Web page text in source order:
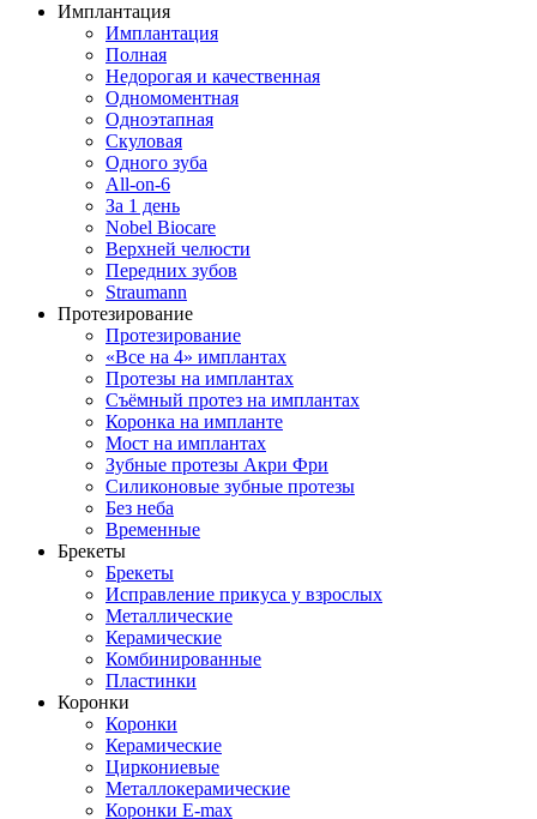
Имплантация
Имплантация
Полная
Недорогая и качественная
Одномоментная
Одноэтапная
Скуловая
Одного зуба
All-on-6
За 1 день
Nobel Biocare
Верхней челюсти
Передних зубов
Straumann
Протезирование
Протезирование
«Все на 4» имплантах
Протезы на имплантах
Съёмный протез на имплантах
Коронка на импланте
Мост на имплантах
Зубные протезы Акри Фри
Силиконовые зубные протезы
Без неба
Временные
Брекеты
Брекеты
Исправление прикуса у взрослых
Металлические
Керамические
Комбинированные
Пластинки
Коронки
Коронки
Керамические
Циркониевые
Металлокерамические
Коронки E-max